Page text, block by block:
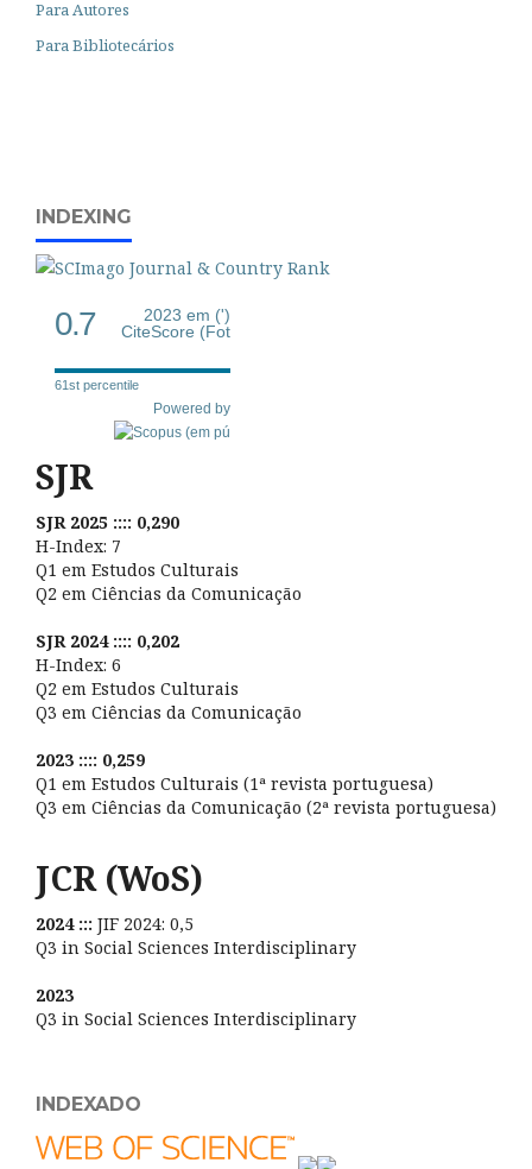
Para Autores
Para Bibliotecários
INDEXING
0.7
2023 em (')
CiteScore (Fot
61st percentile
Powered by
SJR
SJR 2025 :::: 0,290
H-Index: 7
Q1 em Estudos Culturais
Q2 em Ciências da Comunicação
SJR 2024 :::: 0,202
H-Index: 6
Q2 em Estudos Culturais
Q3 em Ciências da Comunicação
2023 :::: 0,259
Q1 em Estudos Culturais (1ª revista portuguesa)
Q3 em Ciências da Comunicação (2ª revista portuguesa)
JCR (WoS)
2024 ::: JIF 2024: 0,5
Q3 in Social Sciences Interdisciplinary
2023
Q3 in Social Sciences Interdisciplinary
INDEXADO